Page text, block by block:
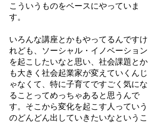
こういうものをベースにやっていま
す。
いろんな講座とかもやってるんですけ
れども、ソーシャル・イノベーション
を起こしたいなと思い、社会課題とか
も大きく社会起業家が変えていくんじ
ゃなくて、特に子育てですごく気にな
ることってめっちゃあると思うんで
す。そこから変化を起こす人っていう
のどんどん出していきたいなというこ